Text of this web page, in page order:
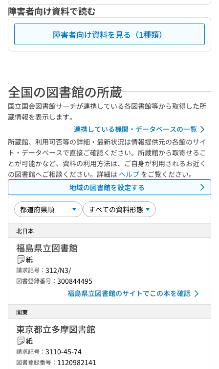
障害者向け資料で読む
障害者向け資料を見る（1種類）
全国の図書館の所蔵
国立国会図書館サーチが連携している各図書館等から取得した所
蔵情報を表示します。
連携している機関・データベースの一覧
所蔵館、利用可否等の詳細・最新状況は情報提供元の各館のサイ
ト・データベースで直接ご確認ください。所蔵館から取寄せるこ
とが可能かなど、資料の利用方法は、ご自身が利用されるお近く
の図書館へご相談ください。詳細は ヘルプ をご覧ください。
地域の図書館を設定する
北日本
福島県立図書館
紙
請求記号： 312/N3/
図書登録番号： 300844495
福島県立図書館のサイトでこの本を確認
関東
東京都立多摩図書館
紙
請求記号： 3110-45-74
図書登録番号： 1120982141